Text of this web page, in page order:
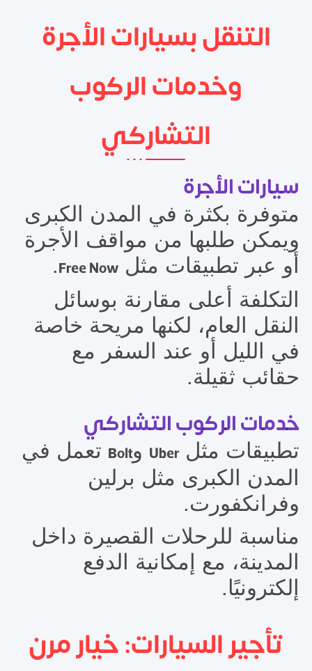
التنقل بسيارات الأجرة
وخدمات الركوب
التشاركي
سيارات الأجرة
متوفرة بكثرة في المدن الكبرى
ويمكن طلبها من مواقف الأجرة
أو عبر تطبيقات مثلFree Now
.
التكلفة أعلى مقارنة بوسائل
النقل العام، لكنها مريحة خاصة
في الليل أو عند السفر مع
حقائب ثقيلة.
خدمات الركوب التشاركي
تطبيقات مثلUber وBolt تعمل في
المدن الكبرى مثل برلين
وفرانكفورت.
مناسبة للرحلات القصيرة داخل
المدينة، مع إمكانية الدفع
إلكترونيًا.
تأجير السيارات: خيار مرن